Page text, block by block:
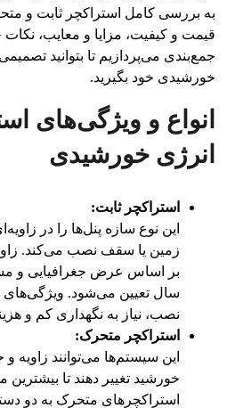
به بررسی کامل استراکچر ثابت و
قیمت و کیفیت، مزایا و معایب، نکات
جمع‌بندی می‌پردازیم تا بتوانید
خورشیدی خود بگیرید.
انواع و ویژگی‌های
انرژی خورشیدی
استراکچر ثابت:
این نوع سازه پنل‌ها را در
زمین یا سقف نصب می‌کند.
بر اساس عرض جغرافیایی و
سال تعیین می‌شود.
نصب، نیاز به نگهداری کم و
استراکچر متحرک:
این سیستم‌ها می‌توانند زاویه
خورشید تغییر دهند تا بیشترین
استراکچرهای متحرک به دو